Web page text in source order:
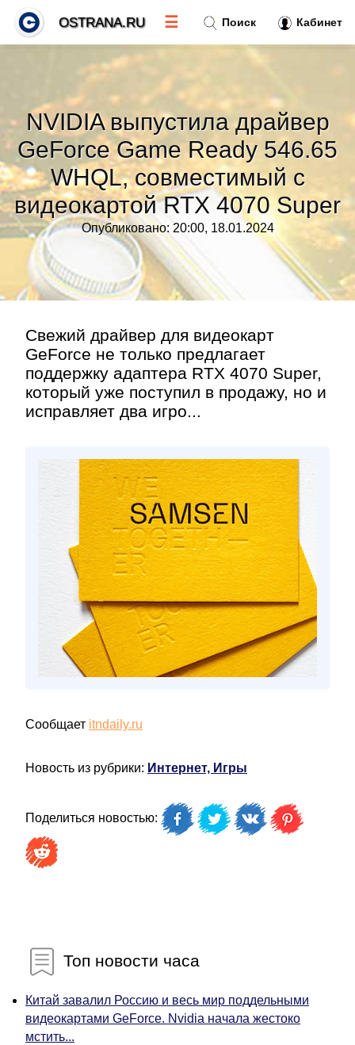
NVIDIA выпустила драйвер
GeForce Game Ready 546.65
WHQL, совместимый с
видеокартой RTX 4070 Super
Опубликовано: 20:00, 18.01.2024
Свежий драйвер для видеокарт
GeForce не только предлагает
поддержку адаптера RTX 4070 Super,
который уже поступил в продажу, но и
исправляет два игро...
Сообщает itndaily.ru
Новость из рубрики: Интернет, Игры
Поделиться новостью:
Топ новости часа
Китай завалил Россию и весь мир поддельными
видеокартами GeForce. Nvidia начала жестоко
мстить...
Поиск Кабинет
OSTRANA.RU ☰
Тренды новостей»
Рубрики»
Правила»
Контакт»